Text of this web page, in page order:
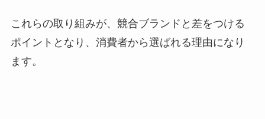
これらの取り組みが、競合ブランドと差をつける
ポイントとなり、消費者から選ばれる理由になり
ます。